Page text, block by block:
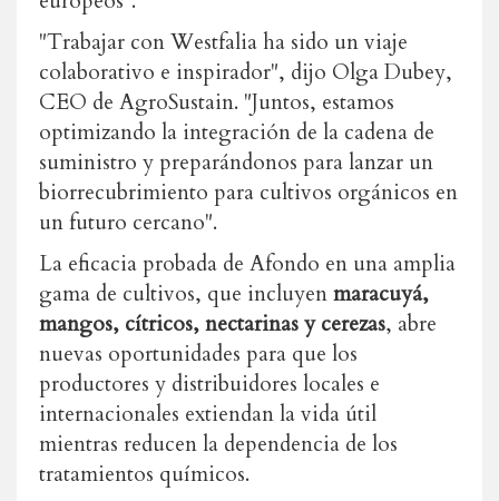
"Trabajar con Westfalia ha sido un viaje
colaborativo e inspirador", dijo Olga Dubey,
CEO de AgroSustain. "Juntos, estamos
optimizando la integración de la cadena de
suministro y preparándonos para lanzar un
biorrecubrimiento para cultivos orgánicos en
un futuro cercano".
La eficacia probada de Afondo en una amplia
gama de cultivos, que incluyenmaracuyá,
mangos, cítricos, nectarinas y cerezas, abre
nuevas oportunidades para que los
productores y distribuidores locales e
internacionales extiendan la vida útil
mientras reducen la dependencia de los
tratamientos químicos.